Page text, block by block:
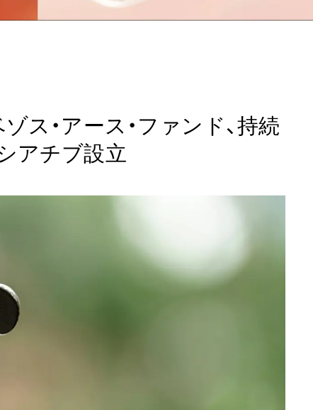
ス・アース・ファンド、持続
アチブ設立